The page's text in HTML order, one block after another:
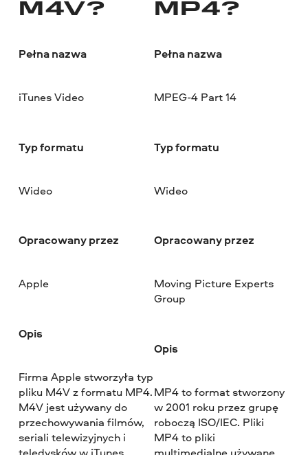
M4V?
Pełna nazwa
iTunes Video
Typ formatu
Wideo
Opracowany przez
Apple
Opis
Firma Apple stworzyła typ
pliku M4V z formatu MP4.
M4V jest używany do
przechowywania filmów,
seriali telewizyjnych i
MP4?
Pełna nazwa
MPEG-4 Part 14
Typ formatu
Wideo
Opracowany przez
Moving Picture Experts
Group
Opis
MP4 to format stworzony
w 2001 roku przez grupę
roboczą ISO/IEC. Pliki
MP4 to pliki